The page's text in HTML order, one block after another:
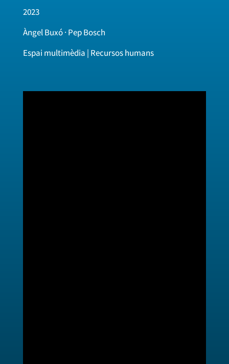
2023
Àngel Buxó · Pep Bosch
Espai multimèdia | Recursos humans